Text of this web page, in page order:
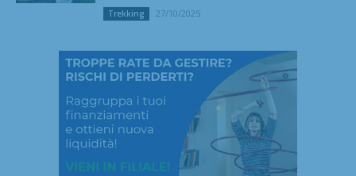
Trekking 27/10/2025